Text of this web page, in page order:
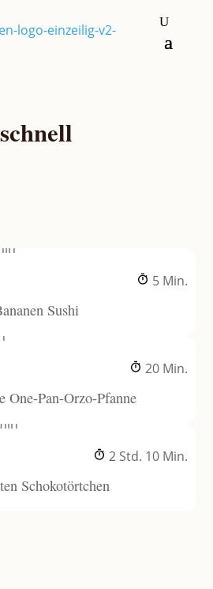
schnell
5Minuten
Min.
Sushi
20Minuten
Min.
One-Pan-Orzo-Pfanne
2Stunden
Std. 10Minuten
Min.
Schokotörtchen